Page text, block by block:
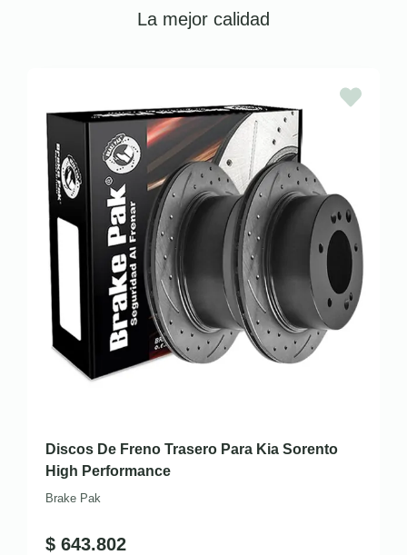
La mejor calidad
Discos De Freno Trasero Para Kia Sorento
High Performance
Brake Pak
$ 643.802